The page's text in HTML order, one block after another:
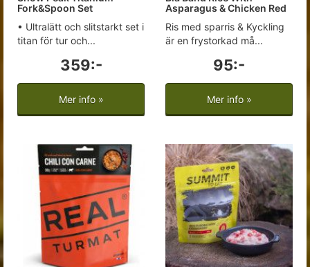
Fork&Spoon Set
• Ultralätt och slitstarkt set i
titan för tur och...
359:-
Mer info »
Asparagus & Chicken Red
Ris med sparris & Kyckling
är en frystorkad må...
95:-
Mer info »